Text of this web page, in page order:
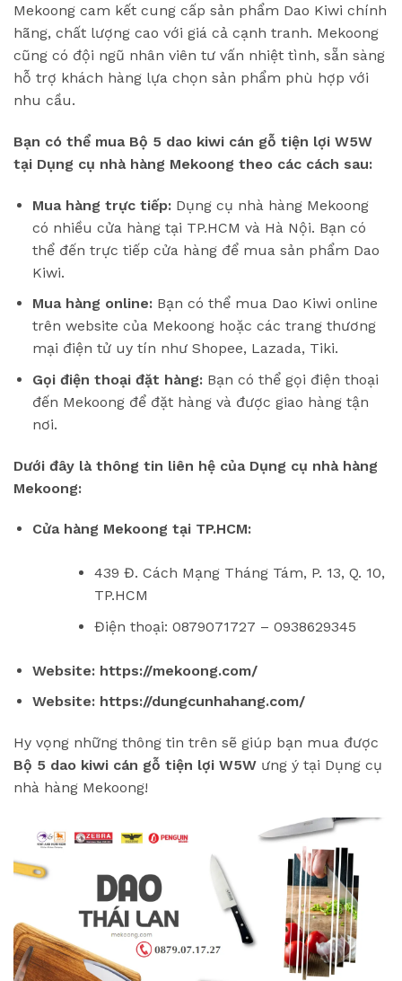
Mekoong cam kết cung cấp sản phẩm Dao Kiwi chính
hãng, chất lượng cao với giá cả cạnh tranh. Mekoong
cũng có đội ngũ nhân viên tư vấn nhiệt tình, sẵn sàng
hỗ trợ khách hàng lựa chọn sản phẩm phù hợp với
nhu cầu.
Bạn có thể mua Bộ 5 dao kiwi cán gỗ tiện lợi W5W
tại Dụng cụ nhà hàng Mekoong theo các cách sau:
Mua hàng trực tiếp:Dụng cụ nhà hàng Mekoong
có nhiều cửa hàng tại TP.HCM và Hà Nội. Bạn có
thể đến trực tiếp cửa hàng để mua sản phẩm Dao
Kiwi.
Mua hàng online:Bạn có thể mua Dao Kiwi online
trên website của Mekoong hoặc các trang thương
mại điện tử uy tín như Shopee, Lazada, Tiki.
Gọi điện thoại đặt hàng:Bạn có thể gọi điện thoại
đến Mekoong để đặt hàng và được giao hàng tận
nơi.
Dưới đây là thông tin liên hệ của Dụng cụ nhà hàng
Mekoong:
Cửa hàng Mekoong tại TP.HCM:
439 Đ. Cách Mạng Tháng Tám, P. 13, Q. 10,
TP.HCM
Điện thoại: 0879071727 – 0938629345
Website: https://mekoong.com/
Website: https://dungcunhahang.com/
Hy vọng những thông tin trên sẽ giúp bạn mua được
Bộ 5 dao kiwi cán gỗ tiện lợi W5W ưng ý tại Dụng cụ
nhà hàng Mekoong!